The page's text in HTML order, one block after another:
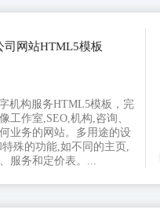
司网站HTML5模板
机构服务HTML5模板，完
工作室,SEO,机构,咨询、
业务的网站。多用途的设
殊的功能,如不同的主页,
服务和定价表。...